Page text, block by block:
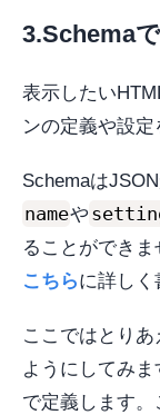
3.Schema
表示したい
ンの定義や設定
Schemaは
nameや
ることができ
こちらに詳しく
ここではとり
ようにしてみ
で定義します